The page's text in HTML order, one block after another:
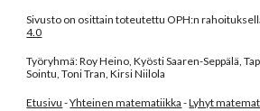
Sivusto on osittain toteutettu OPH:n
4.0
Työryhmä: Roy Heino, Kyösti Saaren-Seppälä,
Sointu, Toni Tran, Kirsi Niilola
Etusivu -Yhteinen matematiikka -Lyhyt